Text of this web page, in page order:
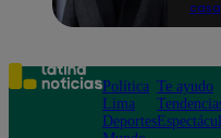
por
de
2026
Política
Lima
Deportes
Te ayudo